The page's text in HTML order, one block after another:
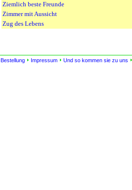
Ziemlich beste Freunde
Zimmer mit Aussicht
Zug des Lebens
Bestellung Impressum Und so kommen sie zu uns